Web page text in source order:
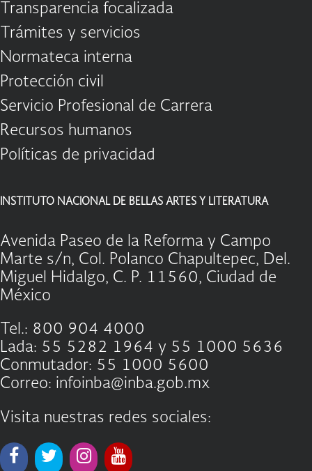
Transparencia focalizada
Trámites y servicios
Normateca interna
Protección civil
Servicio Profesional de Carrera
Recursos humanos
Políticas de privacidad
INSTITUTO NACIONAL DE BELLAS ARTES Y LITERATURA
Avenida Paseo de la Reforma y Campo
Marte s/n, Col. Polanco Chapultepec, Del.
Miguel Hidalgo, C. P. 11560, Ciudad de
México
Tel.: 800 904 4000
Lada: 55 5282 1964 y 55 1000 5636
Conmutador: 55 1000 5600
Correo: infoinba@inba.gob.mx
Visita nuestras redes sociales: